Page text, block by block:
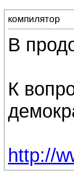
компилятор
В
К
http://